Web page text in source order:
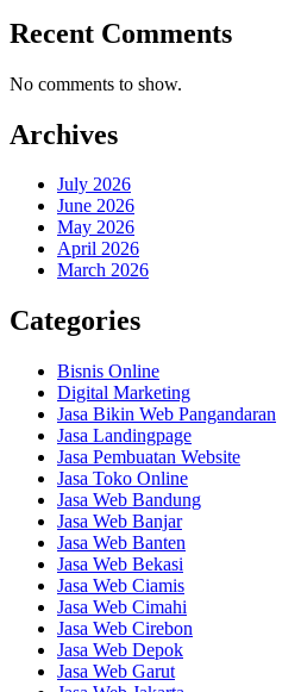
Recent Comments
No comments to show.
Archives
July 2026
June 2026
May 2026
April 2026
March 2026
Categories
Bisnis Online
Digital Marketing
Jasa Bikin Web Pangandaran
Jasa Landingpage
Jasa Pembuatan Website
Jasa Toko Online
Jasa Web Bandung
Jasa Web Banjar
Jasa Web Banten
Jasa Web Bekasi
Jasa Web Ciamis
Jasa Web Cimahi
Jasa Web Cirebon
Jasa Web Depok
Jasa Web Garut